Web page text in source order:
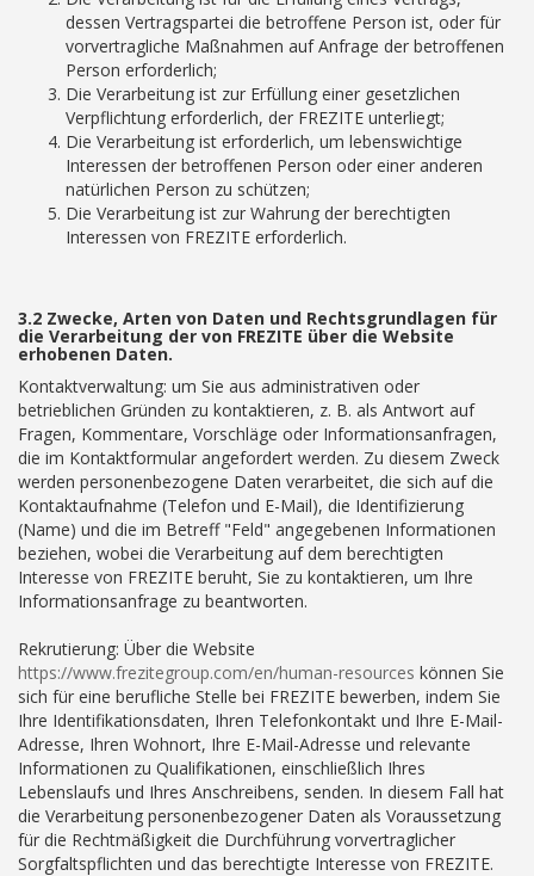
dessen Vertragspartei die betroffene Person ist, oder für
vorvertragliche Maßnahmen auf Anfrage der betroffenen
Person erforderlich;
Die Verarbeitung ist zur Erfüllung einer gesetzlichen
Verpflichtung erforderlich, der FREZITE unterliegt;
Die Verarbeitung ist erforderlich, um lebenswichtige
Interessen der betroffenen Person oder einer anderen
natürlichen Person zu schützen;
Die Verarbeitung ist zur Wahrung der berechtigten
Interessen von FREZITE erforderlich.
3.2 Zwecke, Arten von Daten und Rechtsgrundlagen für
die Verarbeitung der von FREZITE über die Website
erhobenen Daten.
Kontaktverwaltung: um Sie aus administrativen oder
betrieblichen Gründen zu kontaktieren, z. B. als Antwort auf
Fragen, Kommentare, Vorschläge oder Informationsanfragen,
die im Kontaktformular angefordert werden. Zu diesem Zweck
werden personenbezogene Daten verarbeitet, die sich auf die
Kontaktaufnahme (Telefon und E-Mail), die Identifizierung
(Name) und die im Betreff "Feld" angegebenen Informationen
beziehen, wobei die Verarbeitung auf dem berechtigten
Interesse von FREZITE beruht, Sie zu kontaktieren, um Ihre
Informationsanfrage zu beantworten.
Rekrutierung: Über die Website
https://www.frezitegroup.com/en/human-resources können Sie
sich für eine berufliche Stelle bei FREZITE bewerben, indem Sie
Ihre Identifikationsdaten, Ihren Telefonkontakt und Ihre E-Mail-
Adresse, Ihren Wohnort, Ihre E-Mail-Adresse und relevante
Informationen zu Qualifikationen, einschließlich Ihres
Lebenslaufs und Ihres Anschreibens, senden. In diesem Fall hat
die Verarbeitung personenbezogener Daten als Voraussetzung
für die Rechtmäßigkeit die Durchführung vorvertraglicher
Sorgfaltspflichten und das berechtigte Interesse von FREZITE.